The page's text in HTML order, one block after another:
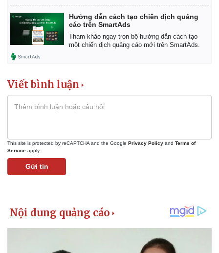
Bất động sản
Khởi nghiệp
Tỷ giá
Chứng khoán
Giá cà phê
Hướng dẫn cách tạo chiến dịch quảng
cáo trên SmartAds
Tham khảo ngay trọn bộ hướng dẫn cách tạo
một chiến dịch quảng cáo mới trên SmartAds.
Viết bình luận
This site is protected by reCAPTCHA and the Google Privacy Policy and Terms of
Service apply.
Gửi tin